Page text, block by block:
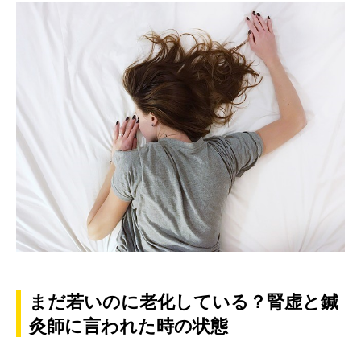
まだ若いのに老化している？腎虚と鍼
灸師に言われた時の状態